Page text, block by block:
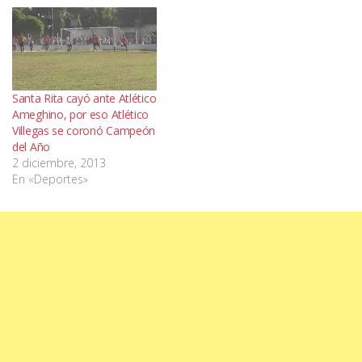
Santa Rita cayó ante Atlético
Ameghino, por eso Atlético
Villegas se coronó Campeón
del Año
2 diciembre, 2013
En «Deportes»